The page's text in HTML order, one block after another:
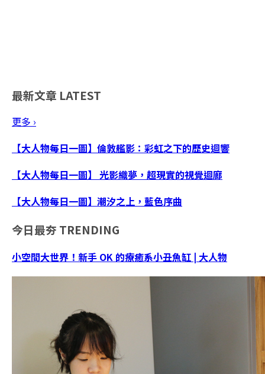
最新文章 LATEST
更多 ›
【大人物每日一圖】倫敦艦影：彩虹之下的歷史迴響
【大人物每日一圖】 光影織夢，超現實的視覺迴廊
【大人物每日一圖】潮汐之上，藍色序曲
今日最夯 TRENDING
小空間大世界！新手 OK 的療癒系小丑魚缸 | 大人物